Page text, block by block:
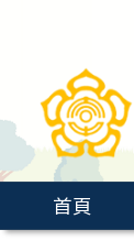
要
容
首頁